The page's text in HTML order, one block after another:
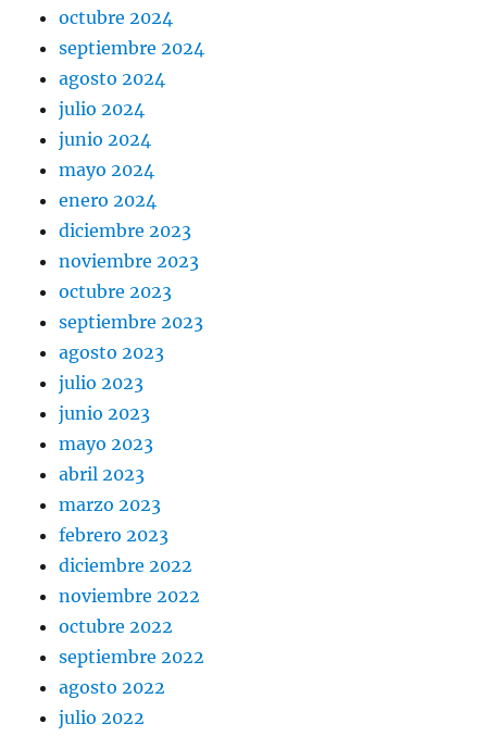
octubre 2024
septiembre 2024
agosto 2024
julio 2024
junio 2024
mayo 2024
enero 2024
diciembre 2023
noviembre 2023
octubre 2023
septiembre 2023
agosto 2023
julio 2023
junio 2023
mayo 2023
abril 2023
marzo 2023
febrero 2023
diciembre 2022
noviembre 2022
octubre 2022
septiembre 2022
agosto 2022
julio 2022